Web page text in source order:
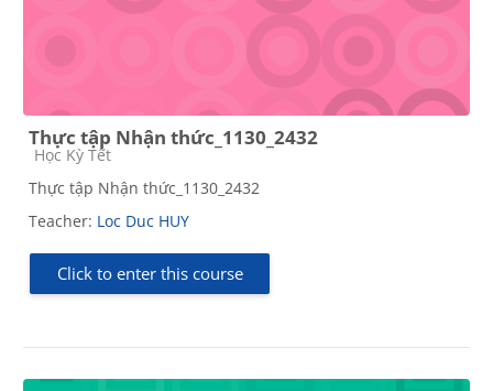
Thực tập Nhận thức_1130_2432
Course category
Học Kỳ Tết
Thực tập Nhận thức_1130_2432
Teacher: Loc Duc HUY
Click to enter this course